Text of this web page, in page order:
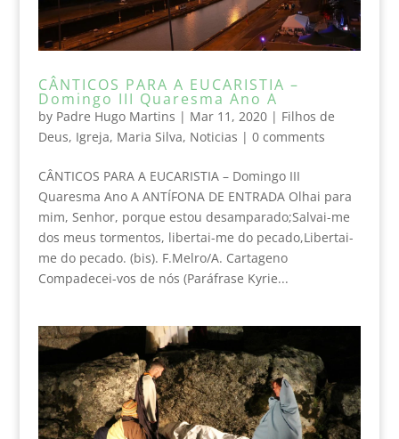
CÂNTICOS PARA A EUCARISTIA –
Domingo III Quaresma Ano A
by Padre Hugo Martins | Mar 11, 2020| Filhos de
Deus, Igreja, Maria Silva, Noticias | 0 comments
CÂNTICOS PARA A EUCARISTIA – Domingo III
Quaresma Ano A ANTÍFONA DE ENTRADA Olhai para
mim, Senhor, porque estou desamparado;Salvai-me
dos meus tormentos, libertai-me do pecado,Libertai-
me do pecado. (bis). F.Melro/A. Cartageno
Compadecei-vos de nós (Paráfrase Kyrie...